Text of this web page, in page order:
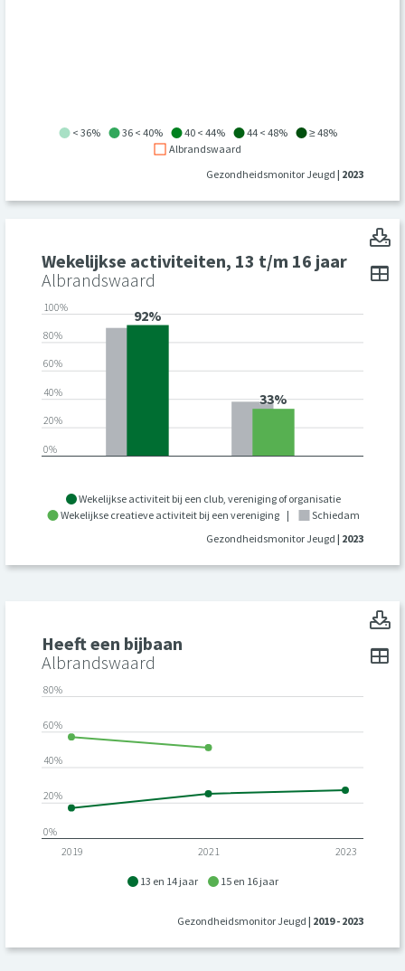
< 36% 36 < 40% 40 < 44% 44 < 48%
≥ 48%
Albrandswaard
Gezondheidsmonitor Jeugd | 2023
Wekelijkse activiteiten, 13 t/m 16 jaar
Albrandswaard
Wekelijkse activiteit bij een club, vereniging of organisatie
Wekelijkse creatieve activiteit bij een vereniging
Schiedam
|
0%
20%
40%
60%
80%
100% 92%
33%
Gezondheidsmonitor Jeugd | 2023
Heeft een bijbaan
Albrandswaard
13 en 14 jaar 15 en 16 jaar
2019 2021 2023
0%
20%
40%
60%
80%
Gezondheidsmonitor Jeugd | 2019 - 2023